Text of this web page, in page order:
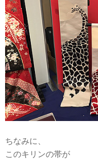
ちなみに、
このキリンの帯が